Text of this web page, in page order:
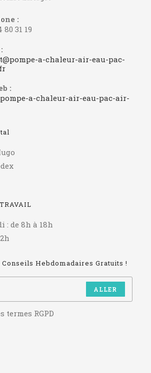
:
80 31 19
a-chaleur-air-eau-pac-
S’ouvre
votre
application
:
a-chaleur-air-eau-pac-air-
: de 8h à 18h
Conseils Hebdomadaires Gratuits !
ALLER
termes RGPD